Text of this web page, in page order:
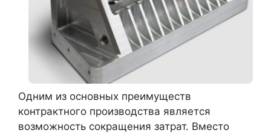
Одним из основных преимуществ
контрактного производства является
возможность сокращения затрат. Вместо